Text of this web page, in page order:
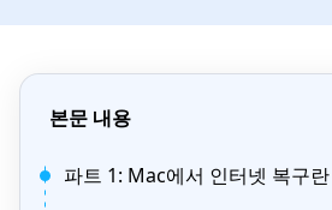
본문 내용
파트 1: Mac에서 인터넷 복구